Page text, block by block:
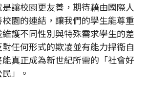
校園更友善，期待藉由國際人
園的連結，讓我們的學生能尊重
護不同性別與特殊需求學生的差
任何形式的欺凌並有能力捍衞自
真正成為新世紀所需的「社會好
」。